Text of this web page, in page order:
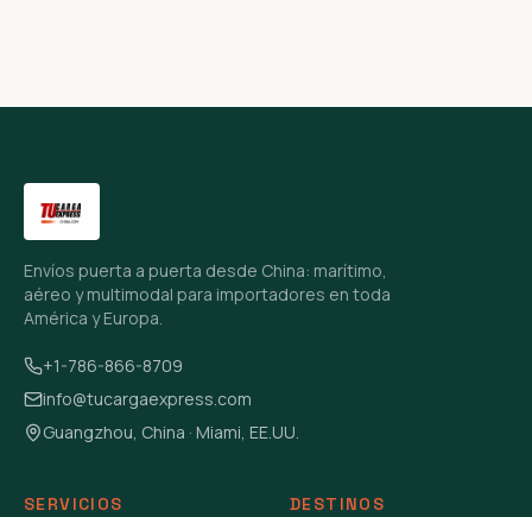
Envíos puerta a puerta desde China: marítimo,
aéreo y multimodal para importadores en toda
América y Europa.
+1-786-866-8709
info@tucargaexpress.com
Guangzhou, China · Miami, EE.UU.
SERVICIOS DESTINOS